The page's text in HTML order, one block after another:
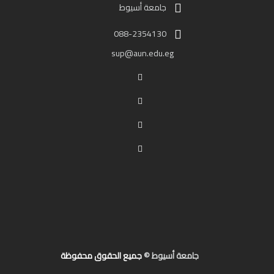
جامعة أسيوط
088-2354130
جميع الحقوق محفوظةجامعة أسيوط ©